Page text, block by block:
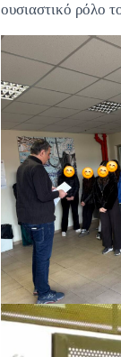
ουσιαστικό ρόλο